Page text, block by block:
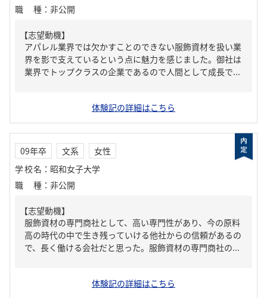
職種 ： 非公開
【志望動機】
アパレル業界では欠かすことのできない服飾資材を扱い業
界を影で支えているという点に魅力を感じました。御社は
業界でトップクラスの企業であるので人間として成長で...
体験記の詳細はこちら
09年卒 文系
女性
学校名 ： 昭和女子大学
職種 ： 非公開
【志望動機】
服飾資材の専門商社として、高い専門性があり、今の原料
高の時代の中で生き残っていける他社からの信頼があるの
で、長く働ける会社だと思った。服飾資材の専門商社の...
体験記の詳細はこちら